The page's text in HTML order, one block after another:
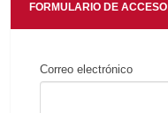
FORMULARIO DE ACCESO
Correo electrónico